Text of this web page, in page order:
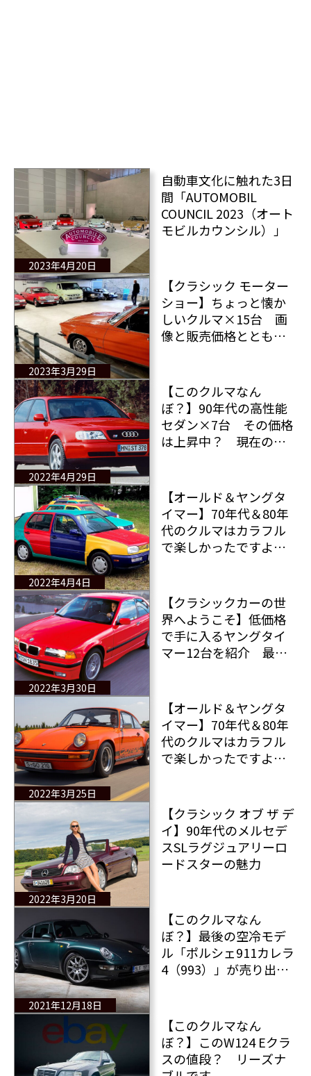
2023年4月20日
自動車文化に触れた3日
間「AUTOMOBIL
COUNCIL 2023（オート
モビルカウンシル）」
2023年3月29日
【クラシック モーター
ショー】ちょっと懐か
しいクルマ×15台 画
像と販売価格とともに
は日本車です
2022年4月29日
【このクルマなん
ぼ？】90年代の高性能
セダン×7台 その価格
は上昇中？ 現在の値
2022年4月4日
【オールド＆ヤングタ
イマー】70年代＆80年
代のクルマはカラフル
で楽しかったですよ
まんないなあ 【後
編】
2022年3月30日
【クラシックカーの世
界へようこそ】低価格
で手に入るヤングタイ
マー12台を紹介 最も
2022年3月25日
【オールド＆ヤングタ
イマー】70年代＆80年
代のクルマはカラフル
で楽しかったですよ
まんないなあ 【前
編】
2022年3月20日
【クラシック オブ ザ デ
イ】90年代のメルセデ
スSLラグジュアリーロ
ードスターの魅力
2021年12月18日
【このクルマなん
ぼ？】最後の空冷モデ
ル「ポルシェ911カレラ
4（993）」が売り出し
【このクルマなん
ぼ？】このW124 Eクラ
スの値段？ リーズナ